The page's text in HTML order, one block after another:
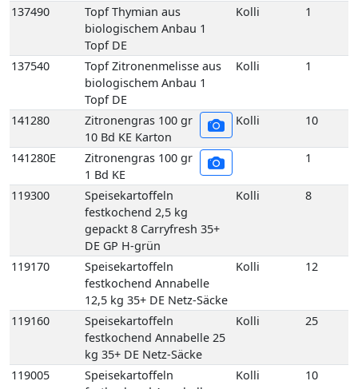
137490
Topf Thymian aus
biologischem Anbau 1
Topf DE
Kolli 1
137540
Topf Zitronenmelisse aus
biologischem Anbau 1
Topf DE
Kolli 1
141280
Zitronengras 100 gr
10 Bd KE Karton
Kolli 10
141280E
Zitronengras 100 gr
1 Bd KE
1
119300
Speisekartoffeln
festkochend 2,5 kg
gepackt 8 Carryfresh 35+
DE GP H-grün
Kolli 8
119170
Speisekartoffeln
festkochend Annabelle
12,5 kg 35+ DE Netz-Säcke
Kolli 12
119160
Speisekartoffeln
festkochend Annabelle 25
kg 35+ DE Netz-Säcke
Kolli 25
119005
Speisekartoffeln
Kolli 10